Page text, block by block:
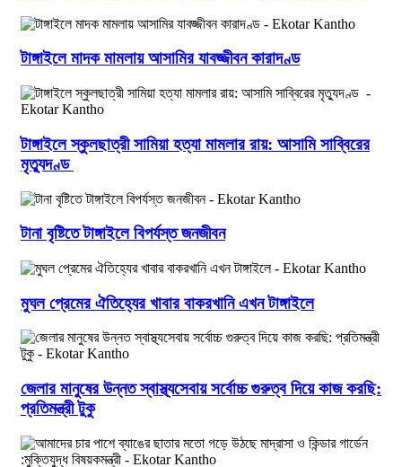
টাঙ্গাইলে মাদক মামলায় আসামির যাবজ্জীবন কারাদণ্ড
টাঙ্গাইলে স্কুলছাত্রী সামিয়া হত্যা মামলার রায়: আসামি সাব্বিরের
মৃত্যুদণ্ড
টানা বৃষ্টিতে টাঙ্গাইলে বিপর্যস্ত জনজীবন
মুঘল প্রেমের ঐতিহ্যের খাবার বাকরখানি এখন টাঙ্গাইলে
জেলার মানুষের উন্নত স্বাস্থ্যসেবায় সর্বোচ্চ গুরুত্ব দিয়ে কাজ করছি:
প্রতিমন্ত্রী টুকু